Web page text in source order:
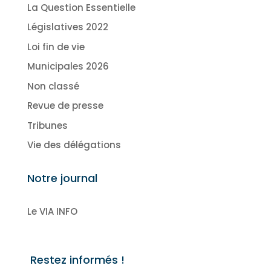
La Question Essentielle
Législatives 2022
Loi fin de vie
Municipales 2026
Non classé
Revue de presse
Tribunes
Vie des délégations
Notre journal
Le VIA INFO
Restez informés !